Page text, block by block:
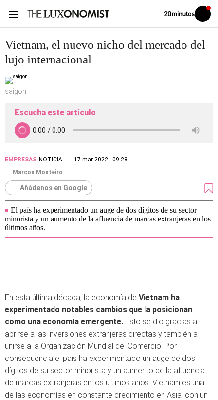
Volver
Iniciar
sesión
Vietnam, el nuevo nicho del mercado del
lujo internacional
saigon
Escucha este artículo
EMPRESAS NOTICIA
17 mar 2022 - 09:28
Marcos Mosteiro
Añádenos en Google
El país ha experimentado un auge de dos dígitos de su sector
minorista y un aumento de la afluencia de marcas extranjeras en los
últimos años.
En esta última década, la economía de Vietnam ha
experimentado notables cambios que la posicionan
como una economía emergente. Esto se dio gracias a
abrirse a las inversiones extranjeras directas y también a
unirse a la Organización Mundial del Comercio. Por
consecuencia el país ha experimentado un auge de dos
dígitos de su sector minorista y un aumento de la afluencia
de marcas extranjeras en los últimos años. Vietnam es una
de las economías en constante crecimiento en Asia, con un